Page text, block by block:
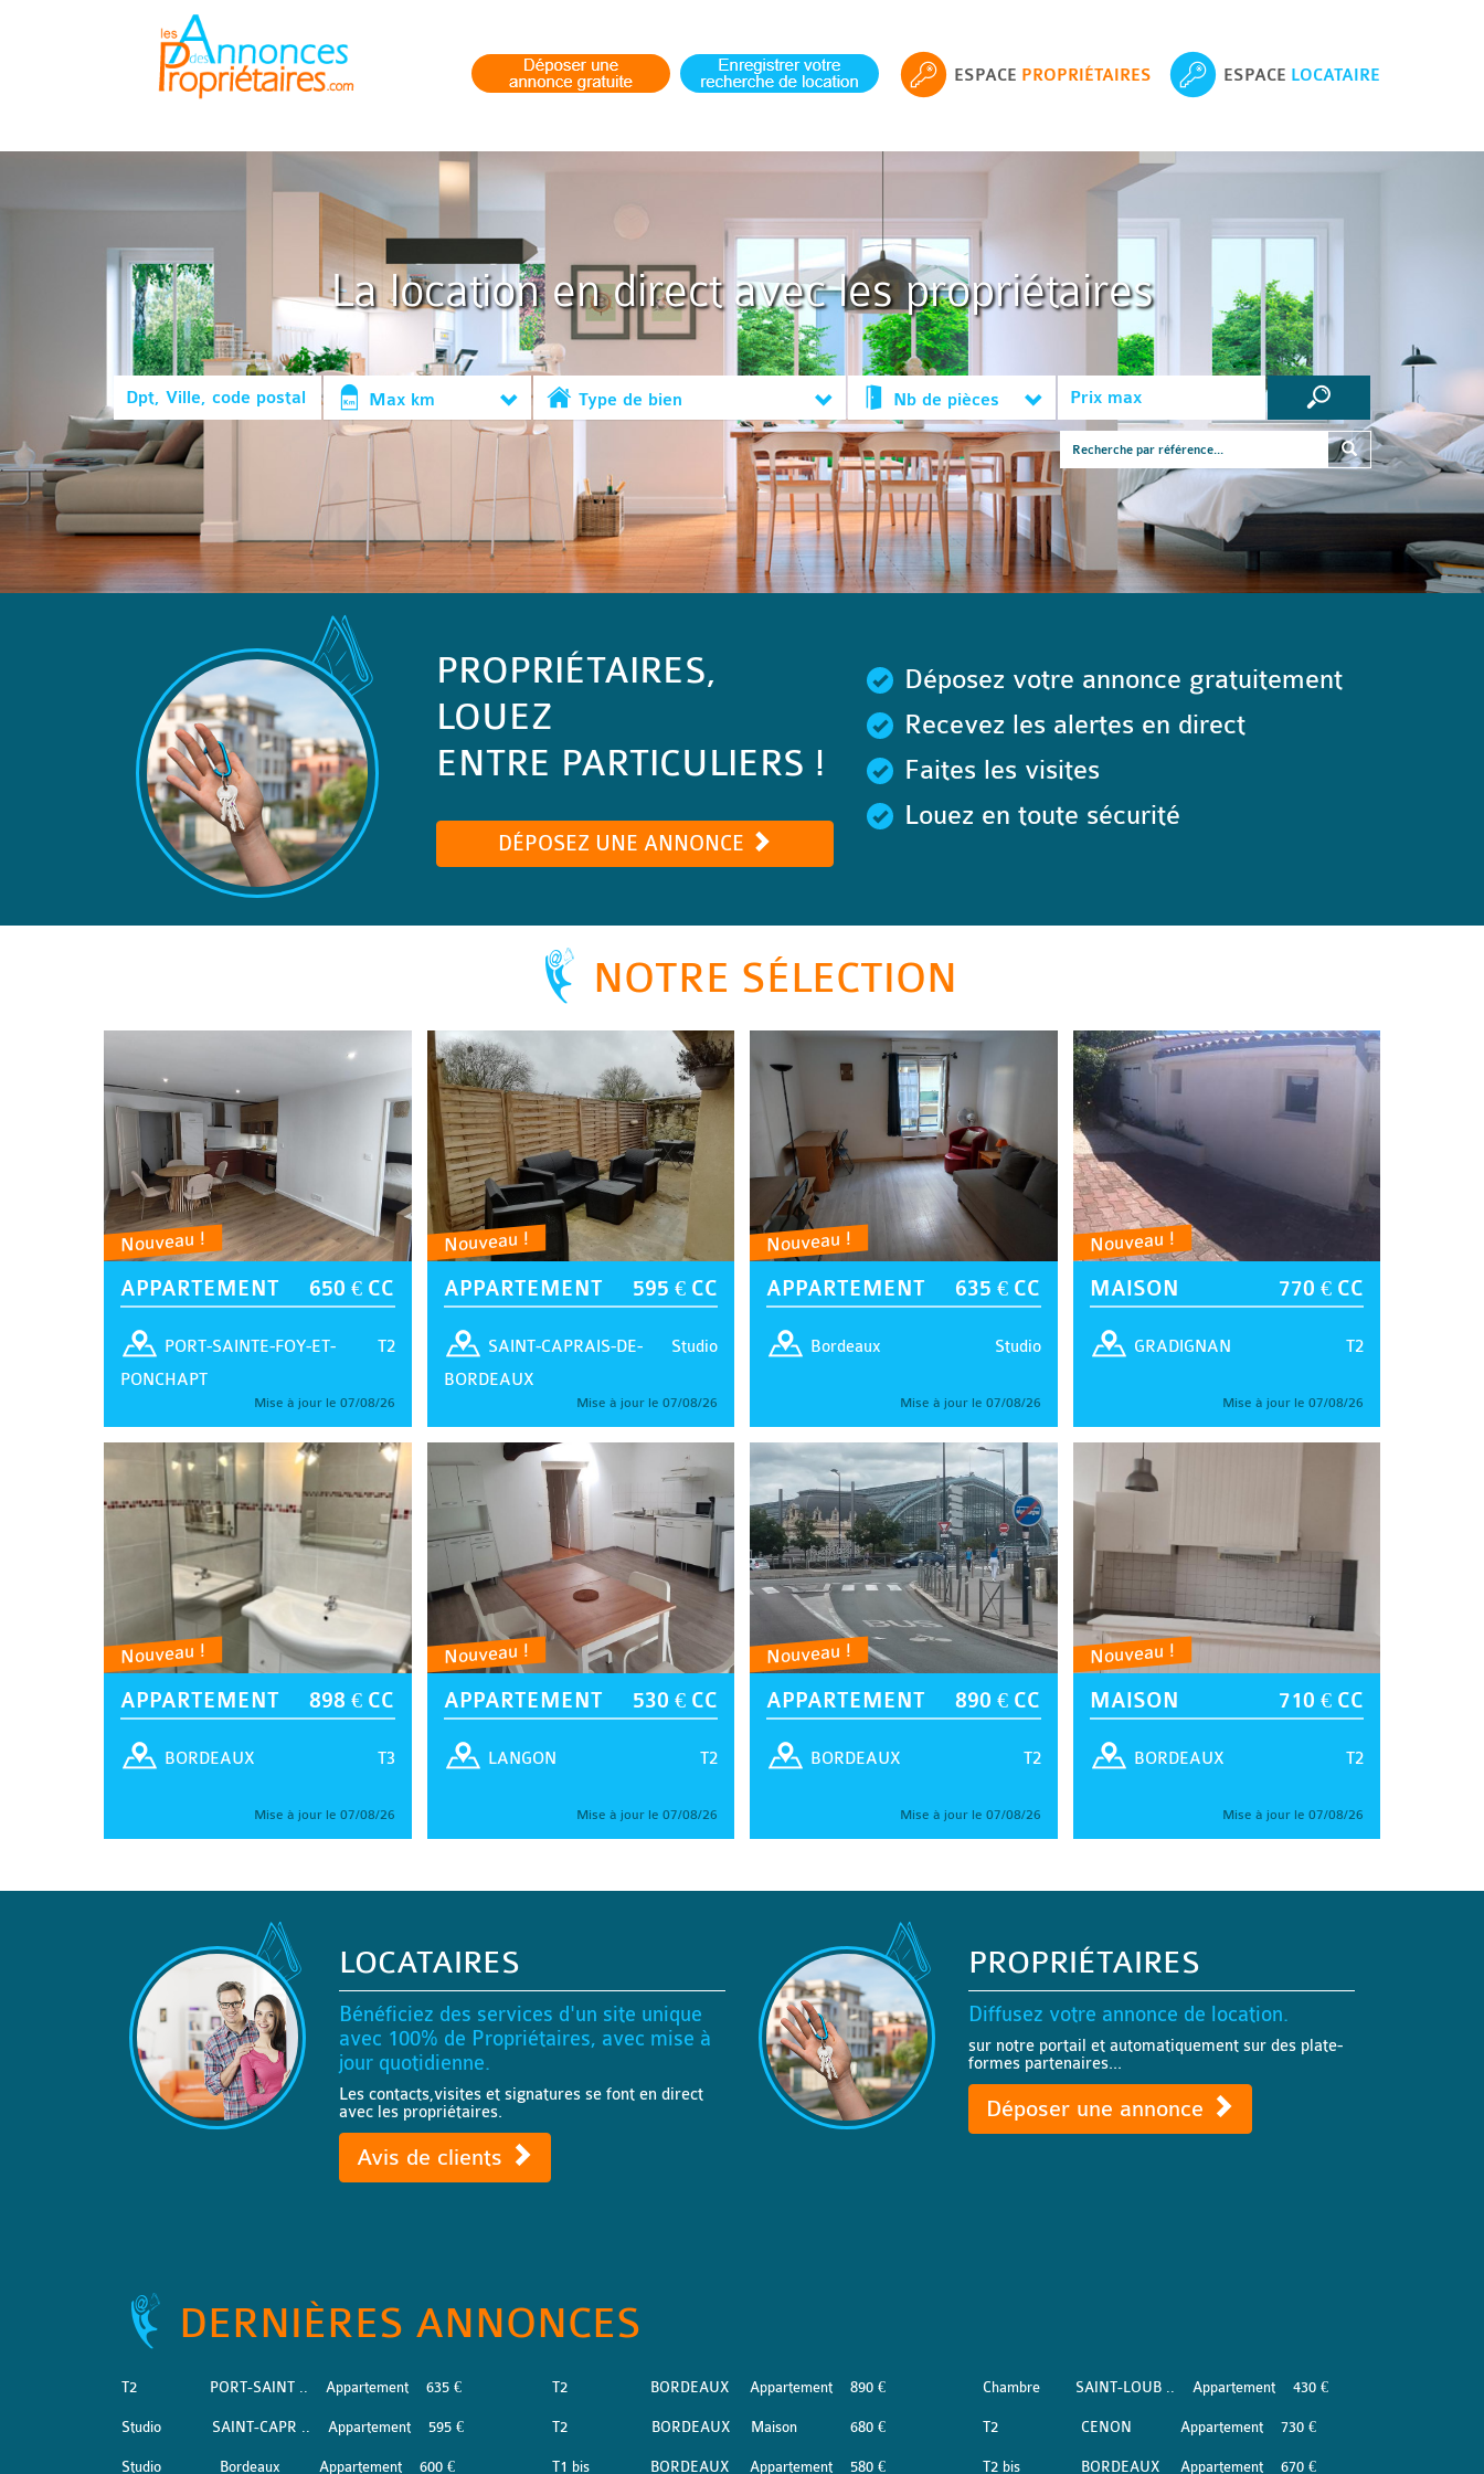
ESPACE PROPRIÉTAIRES ESPACE LOCATAIRE
La location en direct avec les propriétaires
Max km Type de bien Nb de pièces
PROPRIÉTAIRES,
LOUEZ
ENTRE PARTICULIERS !
DÉPOSEZ UNE ANNONCE
Déposez votre annonce gratuitement
Recevez les alertes en direct
Faites les visites
Louez en toute sécurité
NOTRE SÉLECTION
Nouveau !
APPARTEMENT 650 € CC
T2
PORT-SAINTE-FOY-ET-
PONCHAPT
Mise à jour le 07/08/26
Nouveau !
APPARTEMENT 595 € CC
Studio
SAINT-CAPRAIS-DE-
BORDEAUX
Mise à jour le 07/08/26
Nouveau !
APPARTEMENT 635 € CC
Studio
Bordeaux
Mise à jour le 07/08/26
Nouveau !
MAISON 770 € CC
T2
GRADIGNAN
Mise à jour le 07/08/26
Nouveau !
APPARTEMENT 898 € CC
T3
BORDEAUX
Mise à jour le 07/08/26
Nouveau !
APPARTEMENT 530 € CC
T2
LANGON
Mise à jour le 07/08/26
Nouveau !
APPARTEMENT 890 € CC
T2
BORDEAUX
Mise à jour le 07/08/26
Nouveau !
MAISON 710 € CC
T2
BORDEAUX
Mise à jour le 07/08/26
LOCATAIRES
Bénéficiez des services d'un site unique
avec 100% de Propriétaires, avec mise à
jour quotidienne.
Les contacts,visites et signatures se font en direct
avec les propriétaires.
Avis de clients
PROPRIÉTAIRES
Diffusez votre annonce de location.
sur notre portail et automatiquement sur des plate-
formes partenaires...
Déposer une annonce
DERNIÈRES ANNONCES
T2 PORT-SAINT .. Appartement 635 €
Studio SAINT-CAPR .. Appartement 595 €
Studio Bordeaux Appartement 600 €
T2 BORDEAUX Appartement 890 €
T2 BORDEAUX Maison 680 €
T1 bis BORDEAUX Appartement 580 €
Chambre SAINT-LOUB .. Appartement 430 €
T2 CENON Appartement 730 €
T2 bis BORDEAUX Appartement 670 €